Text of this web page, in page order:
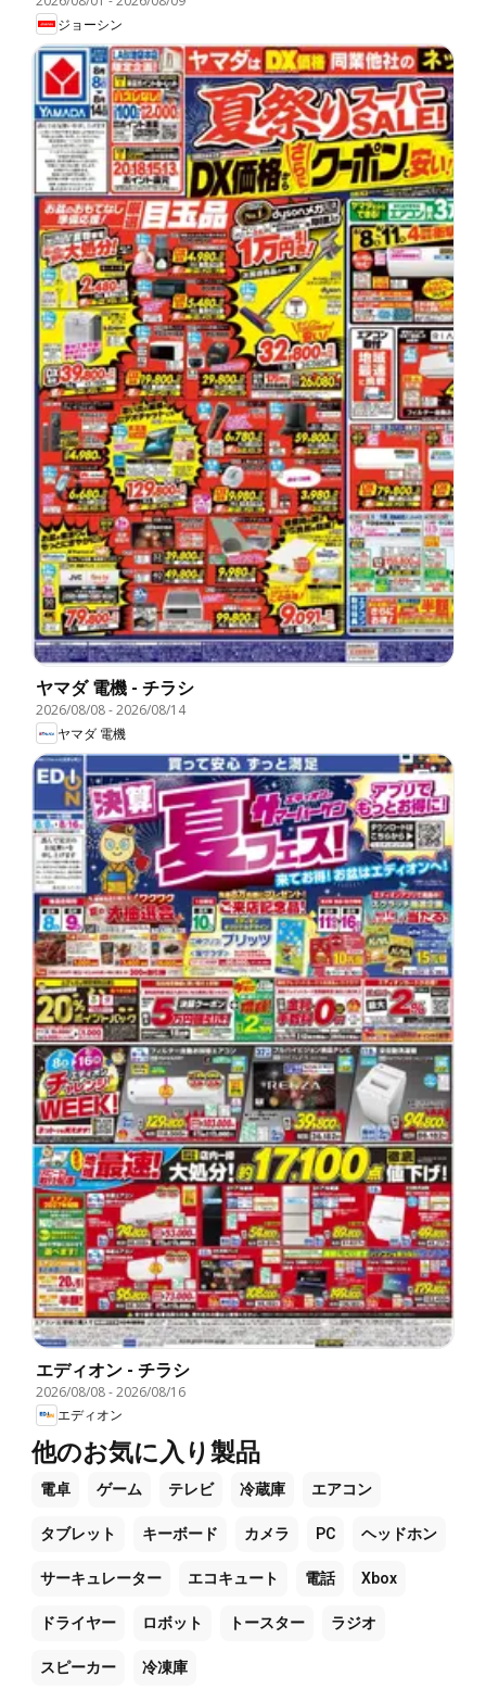
ジョーシン
ヤマダ 電機 - チラシ
2026/08/08-2026/08/14
ヤマダ 電機
エディオン - チラシ
2026/08/08-2026/08/16
エディオン
他のお気に入り製品
電卓 ゲーム テレビ 冷蔵庫 エアコン
タブレット キーボード カメラ PC ヘッドホン
サーキュレーター エコキュート 電話 Xbox
ドライヤー ロボット トースター ラジオ
スピーカー 冷凍庫